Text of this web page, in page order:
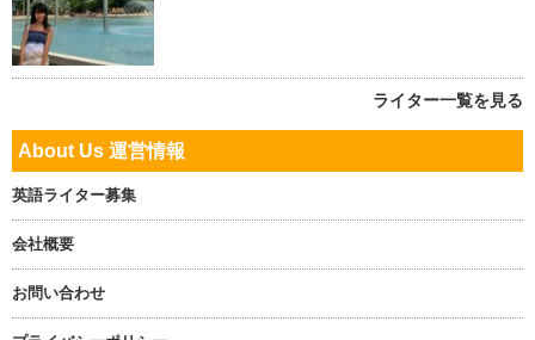
ライター一覧を見る
About Us 運営情報
英語ライター募集
会社概要
お問い合わせ